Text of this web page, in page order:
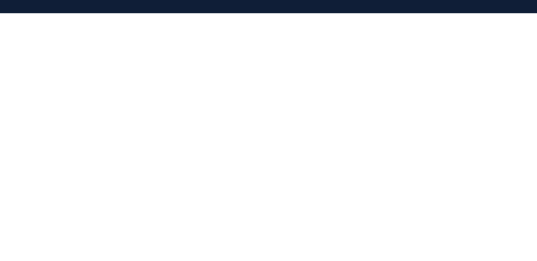
loopt in een relatief korte periode waarbij veel